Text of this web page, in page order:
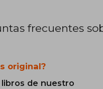
frecuentes
original?
libros de nuestro